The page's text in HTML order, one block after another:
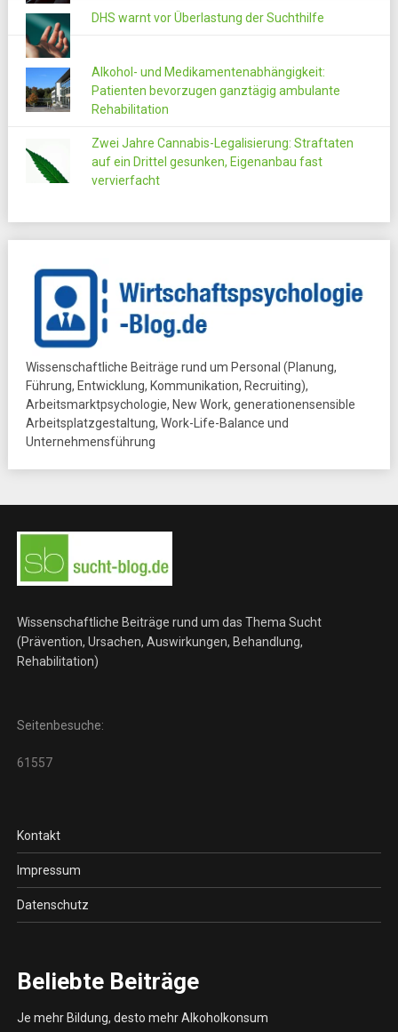
DHS warnt vor Überlastung der Suchthilfe
Alkohol- und Medikamentenabhängigkeit:
Patienten bevorzugen ganztägig ambulante
Rehabilitation
Zwei Jahre Cannabis-Legalisierung: Straftaten
auf ein Drittel gesunken, Eigenanbau fast
vervierfacht
Wissenschaftliche Beiträge rund um Personal (Planung,
Führung, Entwicklung, Kommunikation, Recruiting),
Arbeitsmarktpsychologie, New Work, generationensensible
Arbeitsplatzgestaltung, Work-Life-Balance und
Unternehmensführung
Wissenschaftliche Beiträge rund um das Thema Sucht
(Prävention, Ursachen, Auswirkungen, Behandlung,
Rehabilitation)
Seitenbesuche:
61557
Kontakt
Impressum
Datenschutz
Beliebte Beiträge
Je mehr Bildung, desto mehr Alkoholkonsum